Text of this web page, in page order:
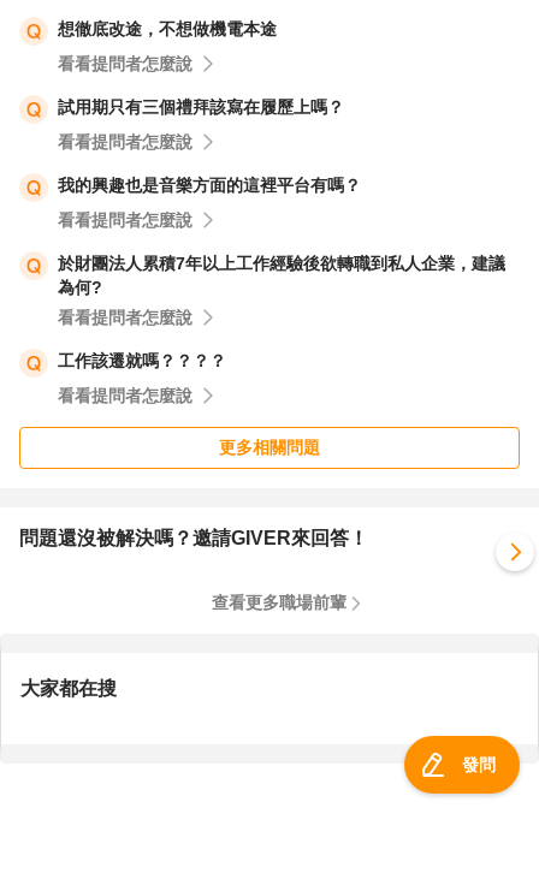
是目前只要使用到，手依然疼痛？
會建議您除了骨科、物理治療師治療外，
可以改去尋求職能治療師、其他同專業老師、社群去討論
詢問您工作上可替代的使力問題。
職能治療師的專業之一，是讓人使用輔具完成工作
可能只要一個站檯，讓您能用身體發力，
不是用單純用手指、手腕力氣，
是否就有機會可以避開再次板機指問題?
如果您需要例如果雕那種很細部的動作，那業界是否有新的
目前我協助過的個案有
想徹底改途，不想做機電本途
看看提問者怎麼說
試用期只有三個禮拜該寫在履歷上嗎？
看看提問者怎麼說
我的興趣也是音樂方面的這裡平台有嗎？
看看提問者怎麼說
於財團法人累積7年以上工作經驗後欲轉職到私人企業，建議
為何?
看看提問者怎麼說
工作該遷就嗎？？？？
看看提問者怎麼說
更多相關問題
問題還沒被解決嗎？邀請GIVER來回答！
查看更多職場前輩
大家都在搜
發問